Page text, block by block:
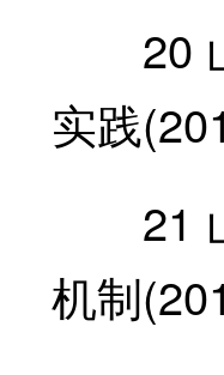
20 山
实践
21 山
机制